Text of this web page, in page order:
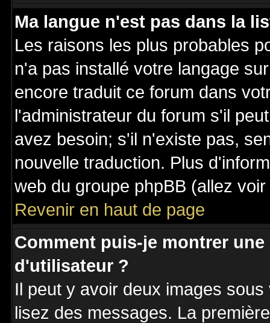
Ma langue n'est pas dans la
Les raisons les plus probables
n'a pas installé votre langage
encore traduit ce forum dans
l'administrateur du forum s'il
avez besoin; s'il n'existe pas,
nouvelle traduction. Plus
web du groupe phpBB (allez
Revenir en haut de page
Comment puis-je montrer
d'utilisateur ?
Il peut y avoir deux images
lisez des messages. La